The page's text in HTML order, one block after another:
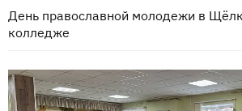
День православной молодежи в
колледже